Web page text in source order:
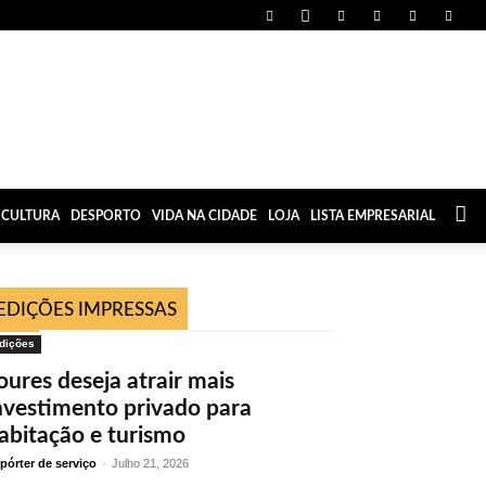
CULTURA DESPORTO VIDA NA CIDADE LOJA LISTA EMPRESARIAL
EDIÇÕES IMPRESSAS
deseja atrair mais
privado para
e turismo
de serviço - Julho 21, 2026